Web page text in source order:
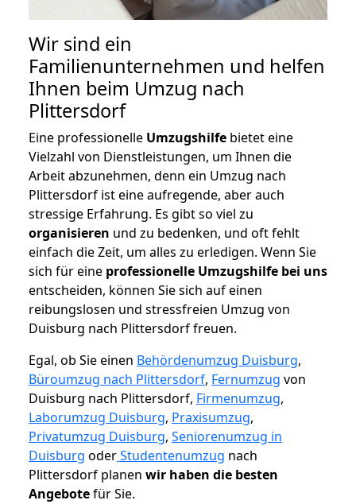
Wir sind ein
Familienunternehmen und helfen
Ihnen beim Umzug nach
Plittersdorf
Eine professionelle Umzugshilfe bietet eine
Vielzahl von Dienstleistungen, um Ihnen die
Arbeit abzunehmen, denn ein Umzug nach
Plittersdorf ist eine aufregende, aber auch
stressige Erfahrung. Es gibt so viel zu
organisieren und zu bedenken, und oft fehlt
einfach die Zeit, um alles zu erledigen. Wenn Sie
sich für eine professionelle Umzugshilfe bei uns
entscheiden, können Sie sich auf einen
reibungslosen und stressfreien Umzug von
Duisburg nach Plittersdorf freuen.
Egal, ob Sie einen Behördenumzug Duisburg,
Büroumzug nach Plittersdorf, Fernumzug von
Duisburg nach Plittersdorf, Firmenumzug,
Laborumzug Duisburg, Praxisumzug,
Privatumzug Duisburg, Seniorenumzug in
Duisburg oderStudentenumzug nach
Plittersdorf planen wir haben die besten
Angebotefür Sie.